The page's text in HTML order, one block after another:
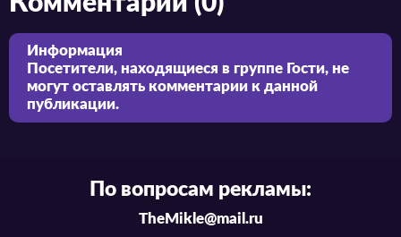
Информация
Посетители, находящиеся в группе Гости, не
могут оставлять комментарии к данной
публикации.
По вопросам рекламы:
TheMikle@mail.ru